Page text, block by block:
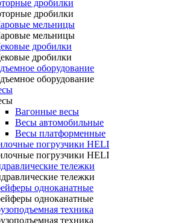
дробилки
дробилки
мельницы
мельницы
дробилки
дробилки
оборудование
оборудование
Вагонные весы
Весы автомобильные
Весы платформенные
погрузчики HELI
погрузчики HELI
тележки
тележки
одноканатные
одноканатные
техника
техника